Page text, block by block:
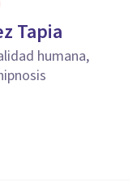
Tapia
humana,